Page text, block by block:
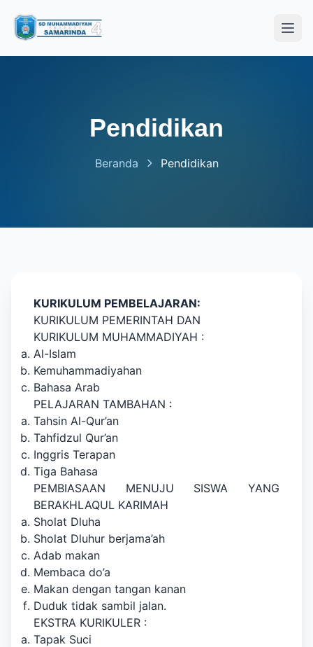
Pendidikan
Beranda Pendidikan
KURIKULUM PEMBELAJARAN:
KURIKULUM PEMERINTAH DAN
KURIKULUM MUHAMMADIYAH :
Al-Islam
Kemuhammadiyahan
Bahasa Arab
PELAJARAN TAMBAHAN :
Tahsin Al-Qur’an
Tahfidzul Qur’an
Inggris Terapan
Tiga Bahasa
PEMBIASAAN MENUJU SISWA YANG
BERAKHLAQUL KARIMAH
Sholat Dluha
Sholat Dluhur berjama’ah
Adab makan
Membaca do’a
Makan dengan tangan kanan
Duduk tidak sambil jalan.
EKSTRA KURIKULER :
Tapak Suci